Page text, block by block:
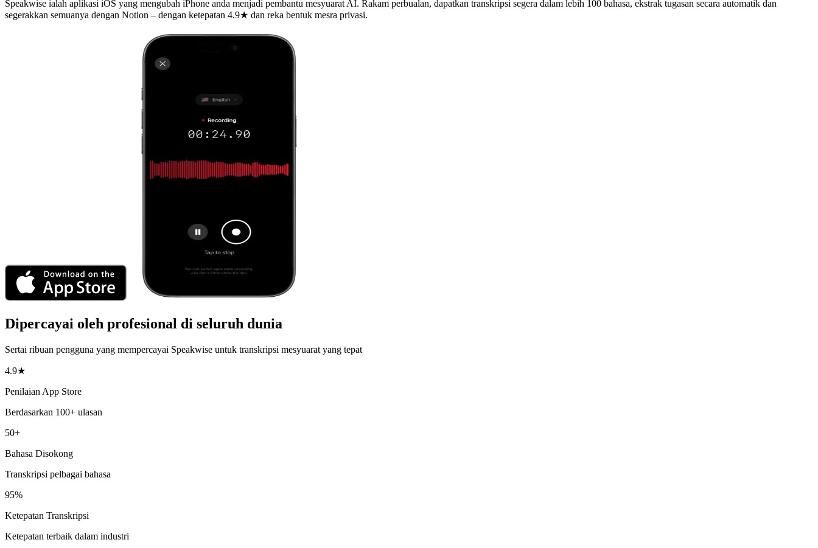
Speakwise ialah aplikasi iOS yang mengubah iPhone anda menjadi pembantu mesyuarat AI. Rakam perbualan, dapatkan transkripsi segera dalam lebih 100 bahasa, ekstrak tugasan secara automatik dan
segerakkan semuanya dengan Notion – dengan ketepatan 4.9★ dan reka bentuk mesra privasi.
Dipercayai oleh profesional di seluruh dunia
Sertai ribuan pengguna yang mempercayai Speakwise untuk transkripsi mesyuarat yang tepat
4.9★
Penilaian App Store
Berdasarkan 100+ ulasan
50+
Bahasa Disokong
Transkripsi pelbagai bahasa
95%
Ketepatan Transkripsi
Ketepatan terbaik dalam industri